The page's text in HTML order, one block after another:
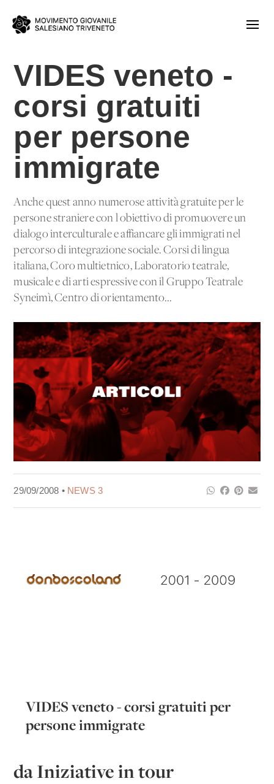
VIDES veneto -
corsi gratuiti
per persone
immigrate
Anche quest'anno numerose attività gratuite per le
persone straniere con l'obiettivo di promuovere un
dialogo interculturale e affiancare gli immigrati nel
percorso di integrazione sociale. Corsi di lingua
italiana, Coro multietnico, Laboratorio teatrale,
musicale e di arti espressive con il Gruppo Teatrale
Syneimì, Centro di orientamento...
29/09/2008 • NEWS 3
VIDES veneto - corsi gratuiti per
persone immigrate
da Iniziative in tour